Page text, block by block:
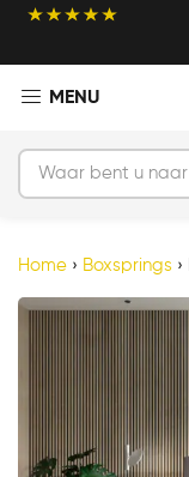
Home › Boxsprings ›